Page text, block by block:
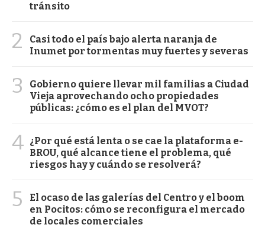
tránsito
2
Casi todo el país bajo alerta naranja de
Inumet por tormentas muy fuertes y severas
3
Gobierno quiere llevar mil familias a Ciudad
Vieja aprovechando ocho propiedades
públicas: ¿cómo es el plan del MVOT?
4 ¿Por qué está lenta o se cae la plataforma e-
BROU, qué alcance tiene el problema, qué
riesgos hay y cuándo se resolverá?
5
El ocaso de las galerías del Centro y el boom
en Pocitos: cómo se reconfigura el mercado
de locales comerciales